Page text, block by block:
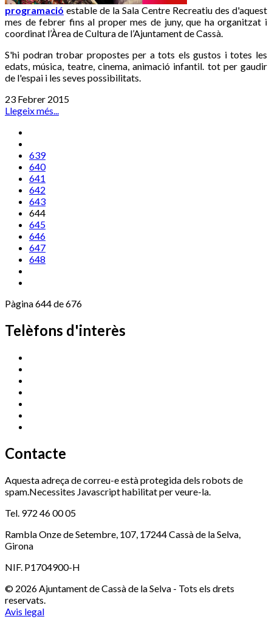
programació estable de la Sala Centre Recreatiu des d'aquest
mes de febrer fins al proper mes de juny, que ha organitzat i
coordinat l’Àrea de Cultura de l’Ajuntament de Cassà.
S'hi podran trobar propostes per a tots els gustos i totes les
edats, música, teatre, cinema, animació infantil. tot per gaudir
de l'espai i les seves possibilitats.
23 Febrer 2015
Llegeix més...
639
640
641
642
643
644
645
646
647
648
Pàgina 644 de 676
Telèfons d'interès
Contacte
Aquesta adreça de correu-e està protegida dels robots de
spam.Necessites Javascript habilitat per veure-la.
Tel. 972 46 00 05
Rambla Onze de Setembre, 107, 17244 Cassà de la Selva,
Girona
NIF. P1704900-H
© 2026 Ajuntament de Cassà de la Selva - Tots els drets
reservats.
Avis legal